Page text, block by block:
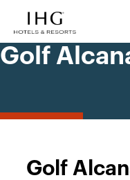
Golf
Golf